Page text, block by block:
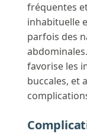
fréquentes
inhabituelle
parfois des
favorise les
buccales, et